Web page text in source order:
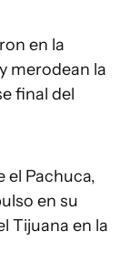
en la
merodean la
final del
el Pachuca,
en su
Tijuana en la